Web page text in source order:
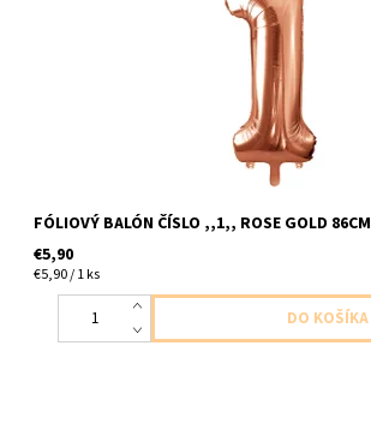
FÓLIOVÝ BALÓN ČÍSLO ,,1,, ROSE GOLD 86CM
€5,90
€5,90 / 1 ks